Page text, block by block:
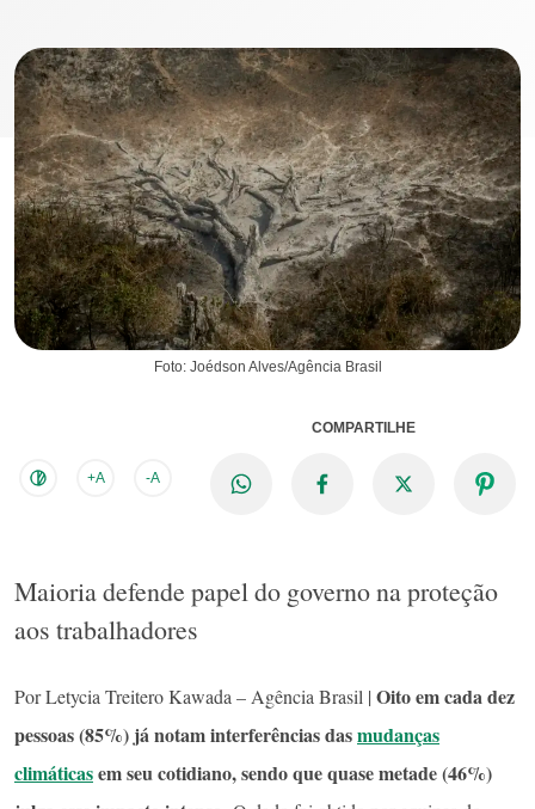
Foto: Joédson Alves/Agência Brasil
+A -A
COMPARTILHE
Maioria defende papel do governo na proteção
aos trabalhadores
Por Letycia Treitero Kawada – Agência Brasil | Oito em cada dez
pessoas (85%) já notam interferências dasmudanças
climáticasem seu cotidiano, sendo que quase metade (46%)